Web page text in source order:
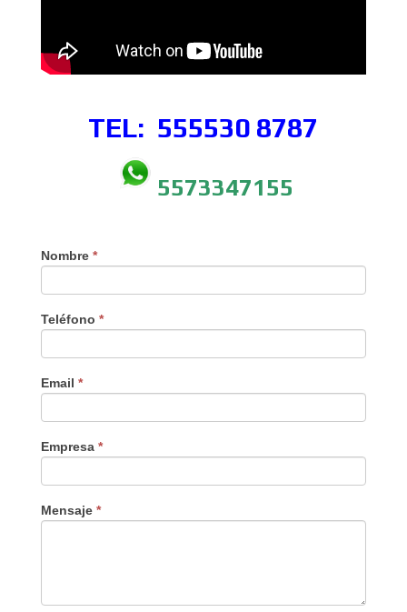
TEL: 555530 8787
5573347155
Nombre *
Teléfono *
Email *
Empresa *
Mensaje *